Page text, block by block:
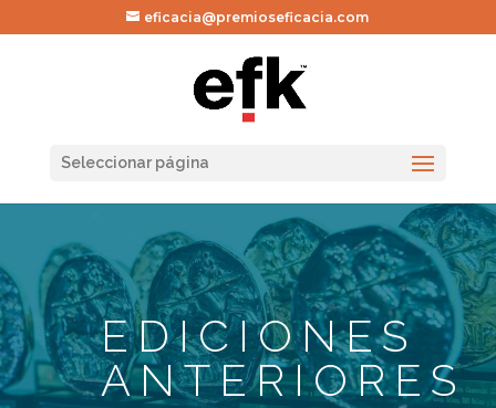
eficacia@premioseficacia.com
Seleccionar página
EDICIONES
ANTERIORES